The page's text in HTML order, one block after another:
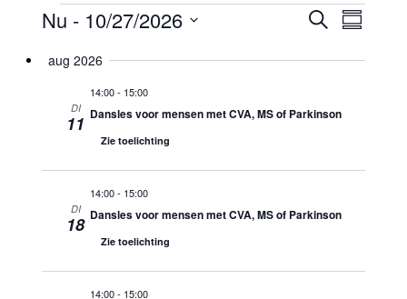
EVENEMENTEN Zoeken
Nu - 10/27/2026
datum
aug 2026
DI
11
14:00- 15:00
Dansles voor mensen met CVA, MS of Parkinson
Zie toelichting
DI
18
14:00- 15:00
Dansles voor mensen met CVA, MS of Parkinson
Zie toelichting
14:00- 15:00